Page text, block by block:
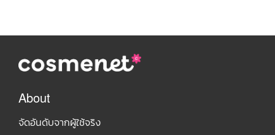
About
จัดอันดับจากผู้ใช้จริง